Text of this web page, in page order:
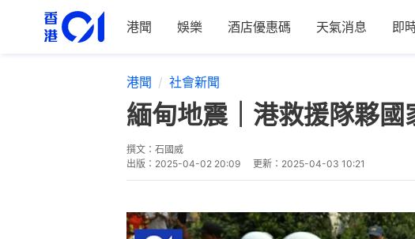
港聞 娛樂 酒店優惠碼 天氣消息 即
港聞 社會新聞
緬甸地震｜港救援隊夥
撰文： 石國威
出版： 2025-04-02 20:09 更新： 2025-04-03 10:21